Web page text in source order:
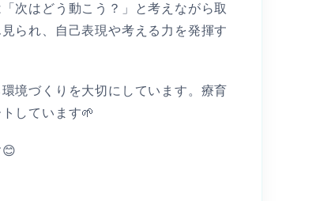
次はどう動こう？」と考えながら取
られ、自己表現や考える力を発揮す
境づくりを大切にしています。療育
しています🌱